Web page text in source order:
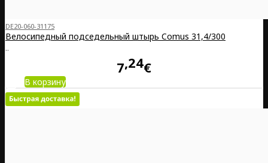
DE20-060-31175
Велосипедный подседельный штырь Comus 31,4/300
..
7 24€
В корзину